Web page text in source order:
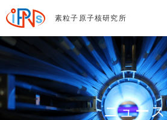
素粒子原子核研究所
ニュース